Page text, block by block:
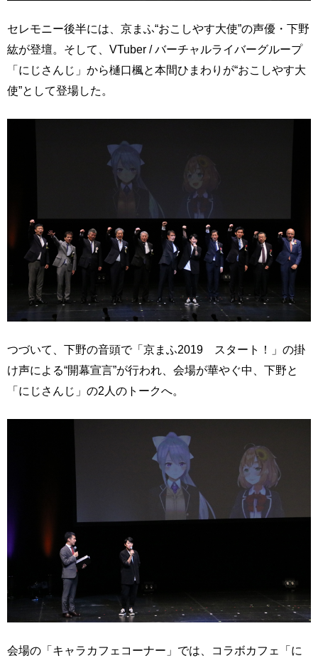
セレモニー後半には、京まふ“おこしやす大使”の声優・下野
紘が登壇。そして、VTuber / バーチャルライバーグループ
「にじさんじ」から樋口楓と本間ひまわりが“おこしやす大
使”として登場した。
つづいて、下野の音頭で「京まふ2019 スタート！」の掛
け声による“開幕宣言”が行われ、会場が華やぐ中、下野と
「にじさんじ」の2人のトークへ。
会場の「キャラカフェコーナー」では、コラボカフェ「に